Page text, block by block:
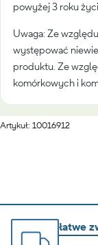
powyżej 3 roku
Uwaga: Ze
występować
produktu. Ze
komórkowych i
Artykuł: 10016912
łatwe